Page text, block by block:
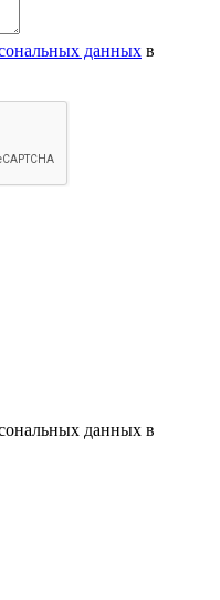
данных в
данных в